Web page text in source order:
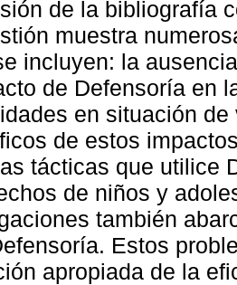
de la bibliografía
muestra
incluyen: la
de Defensoría en
en situación
de estos
tácticas que utilice
de niños y
también
Estos
apropiada de la